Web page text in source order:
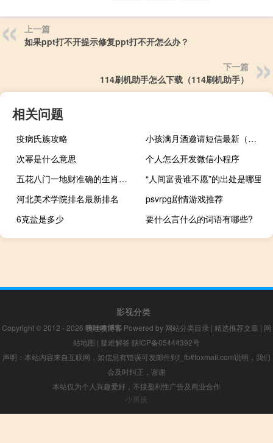
上一篇
如果ppt打不开提示修复ppt打不开怎么办？
下一篇
114刷机助手怎么下载（114刷机助手）
相关问题
疫病氏族攻略
小孩满月酒邀请短信最新（小孩满月酒邀请短信）
次幂是什么意思
个人怎么开发微信小程序
五花八门一地财准确的生肖（五花八门一地财打一个生肖）
“人间富贵谁不愿”的出处是哪里
河北美术学院排名最新排名
psvrpg剧情游戏推荐
6克盐是多少
要什么言什么的词语有哪些?
影视分类
Copyright © 2012 - 2026 咦哇噢博客 Powered by 网站分类目录 | 精选推荐文章 | 网
站地图 | 疑难解答 陕ICP备05444392号
声明：本站内容来自互联网，如信息有错误可发邮件到f_fb#foxmail.com说明，我们
会及时纠正，谢谢
本站仅为个人兴趣爱好，不接盈利性广告及商业合作
小男孩